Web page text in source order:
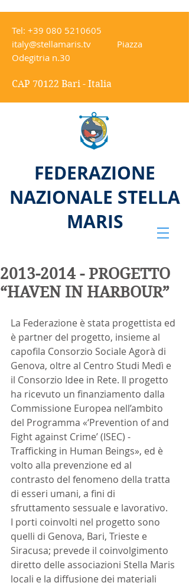
Tel: +39 080 5210605
italy@stellamaris.tv Piazza
Odegitria n.30
CAP 70122 Bari - Italia
FEDERAZIONE
NAZIONALE STELLA
MARIS
2013-2014 - PROGETTO
“HAVEN IN HARBOUR”
La Federazione è stata progettista ed
è partner del progetto, insieme al
capofila Consorzio Sociale Agorà di
Genova, oltre al Centro Studi Medì e
il Consorzio Idee in Rete. Il progetto
ha ricevuto un finanziamento dalla
Commissione Europea nell’ambito
del Programma «‘Prevention of and
Fight against Crime’ (ISEC) -
Trafficking in Human Beings», ed è
volto alla prevenzione ed al
contrasto del fenomeno della tratta
di esseri umani, a fini di
sfruttamento sessuale e lavorativo.
I porti coinvolti nel progetto sono
quelli di Genova, Bari, Trieste e
Siracusa; prevede il coinvolgimento
diretto delle associazioni Stella Maris
locali e la diffusione dei materiali